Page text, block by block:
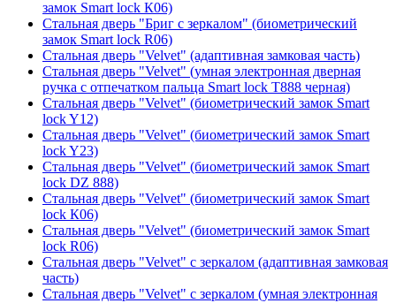
замок Smart lock К06)
Стальная дверь "Бриг с зеркалом" (биометрический
замок Smart lock R06)
Стальная дверь "Velvet" (адаптивная замковая часть)
Стальная дверь "Velvet" (умная электронная дверная
ручка с отпечатком пальца Smart lock T888 черная)
Стальная дверь "Velvet" (биометрический замок Smart
lock Y12)
Стальная дверь "Velvet" (биометрический замок Smart
lock Y23)
Стальная дверь "Velvet" (биометрический замок Smart
lock DZ 888)
Стальная дверь "Velvet" (биометрический замок Smart
lock К06)
Стальная дверь "Velvet" (биометрический замок Smart
lock R06)
Стальная дверь "Velvet" с зеркалом (адаптивная замковая
часть)
Стальная дверь "Velvet" с зеркалом (умная электронная